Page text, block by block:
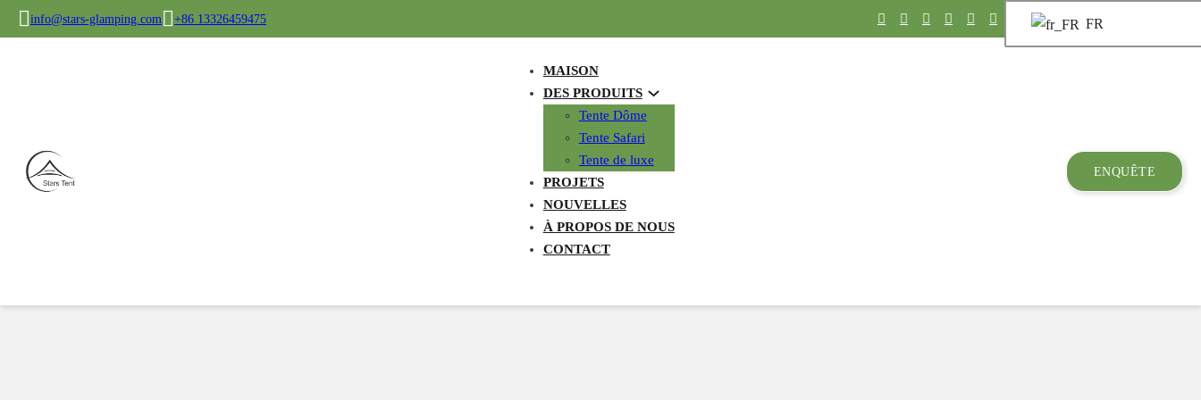
info@stars-glamping.com +86 13326459475 FR
MAISON
DES PRODUITS
Tente Dôme
Tente Safari
Tente de luxe
PROJETS
NOUVELLES
À PROPOS DE NOUS
CONTACT
ENQUÊTE